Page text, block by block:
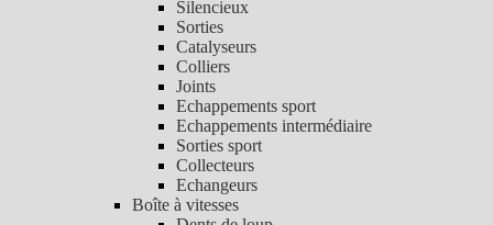
Silencieux
Sorties
Catalyseurs
Colliers
Joints
Echappements sport
Echappements intermédiaire
Sorties sport
Collecteurs
Echangeurs
Boîte à vitesses